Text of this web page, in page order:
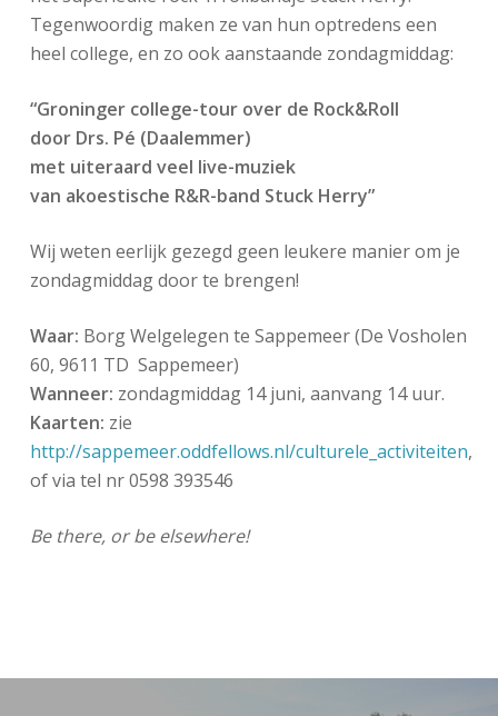
Tegenwoordig maken ze van hun optredens een
heel college, en zo ook aanstaande zondagmiddag:
“Groninger college-tour over de Rock&Roll
door Drs. Pé (Daalemmer)
met uiteraard veel live-muziek
van akoestische R&R-band Stuck Herry”
Wij weten eerlijk gezegd geen leukere manier om je
zondagmiddag door te brengen!
Waar: Borg Welgelegen te Sappemeer (De Vosholen
60, 9611 TD Sappemeer)
Wanneer: zondagmiddag 14 juni, aanvang 14 uur.
Kaarten: zie
http://sappemeer.oddfellows.nl/culturele_activiteiten,
of via tel nr 0598 393546
Be there, or be elsewhere!